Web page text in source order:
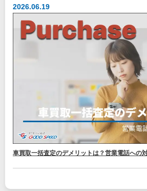
2026.06.19
車買取一括査定のデメリットは？営業電話への